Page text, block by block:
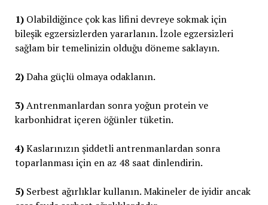
1)Olabildiğince çok kas lifini devreye sokmak için
bileşik egzersizlerden yararlanın. İzole egzersizleri
sağlam bir temelinizin olduğu döneme saklayın.
2)Daha güçlü olmaya odaklanın.
3)Antrenmanlardan sonra yoğun protein ve
karbonhidrat içeren öğünler tüketin.
4)Kaslarınızın şiddetli antrenmanlardan sonra
toparlanması için en az 48 saat dinlendirin.
5)Serbest ağırlıklar kullanın. Makineler de iyidir ancak